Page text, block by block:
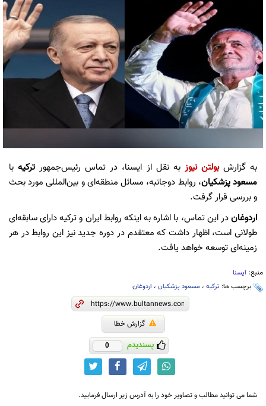
به گزارش بولتن نیوز به نقل از ایسنا، در تماس رئیس‌جمهور ترکیه با
مسعود پزشکیان، روابط دوجانبه، مسائل منطقه‌ای و بین‌المللی مورد بحث
و بررسی قرار گرفت.
اردوغاندر این تماس، با اشاره به اینکه روابط ایران و ترکیه دارای سابقه‌ای
طولانی است، اظهار داشت که معتقدم در دوره جدید نیز این روابط در هر
زمینه‌ای توسعه خواهد یافت.
منبع: ایسنا
برچسب ها: ترکیه ، مسعود پزشکیان ، اردوغان
گزارش خطا
پسندیدم 0
شما می توانید مطالب و تصاویر خود را به آدرس زیر ارسال فرمایید.